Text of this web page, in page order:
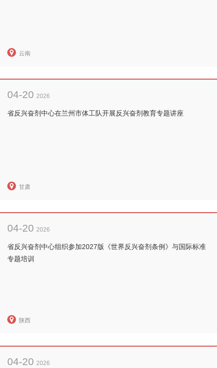
云南
04-20 2026
省反兴奋剂中心在兰州市体工队开展反兴奋剂教育专题讲座
甘肃
04-20 2026
省反兴奋剂中心组织参加2027版《世界反兴奋剂条例》与国际标准
专题培训
陕西
04-20 2026